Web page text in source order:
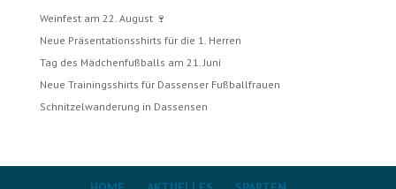
Weinfest am 22. August 🍷
Neue Präsentationsshirts für die 1. Herren
Tag des Mädchenfußballs am 21. Juni
Neue Trainingsshirts für Dassenser Fußballfrauen
Schnitzelwanderung in Dassensen